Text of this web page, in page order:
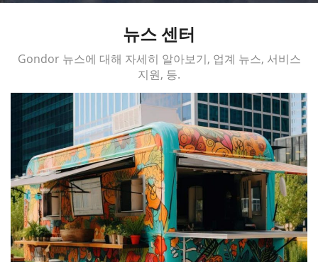
뉴스 센터
Gondor 뉴스에 대해 자세히 알아보기, 업계 뉴스, 서비스
지원, 등.